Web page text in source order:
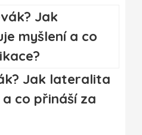
Jak lateralita
co přináší za